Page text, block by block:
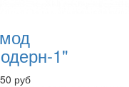
1"
руб